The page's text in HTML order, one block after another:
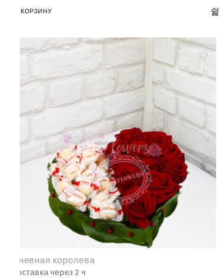
В КОРЗИНУ
Дневная королева
доставка через 2 ч